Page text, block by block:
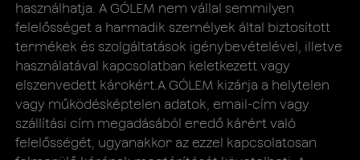
használhatja. A GÓLEM nem vállal semmilyen
felelősséget a harmadik személyek által biztosított
termékek és szolgáltatások igénybevételével, illetve
használatával kapcsolatban keletkezett vagy
elszenvedett károkért.A GÓLEM kizárja a helytelen
vagy működésképtelen adatok, email-cím vagy
szállítási cím megadásából eredő kárért való
felelősségét, ugyanakkor az ezzel kapcsolatosan